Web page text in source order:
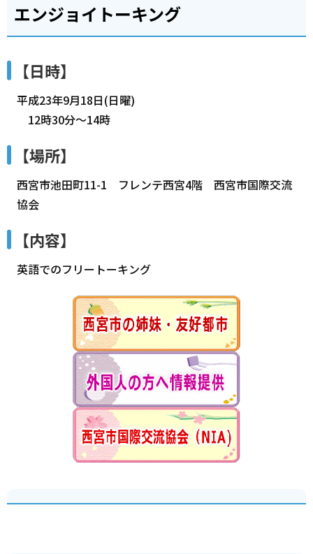
エンジョイトーキング
【日時】
平成23年9月18日(日曜)
12時30分～14時
【場所】
西宮市池田町11-1 フレンテ西宮4階 西宮市国際交流
協会
【内容】
英語でのフリートーキング